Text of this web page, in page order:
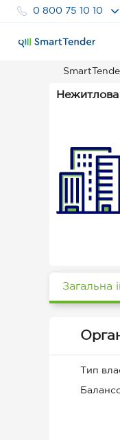
0 800 75 10 10
Нежитлова
Загальна
Тип